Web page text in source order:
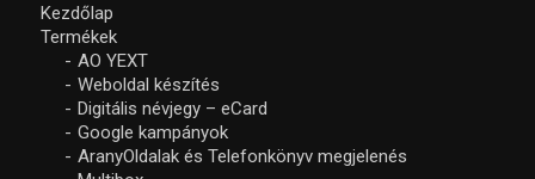
Kezdőlap
Termékek
AO YEXT
Weboldal készítés
Digitális névjegy – eCard
Google kampányok
AranyOldalak és Telefonkönyv megjelenés